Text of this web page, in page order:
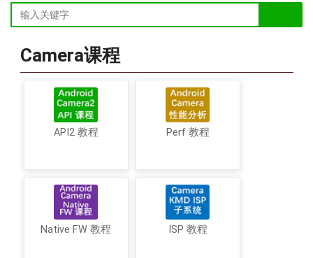
Camera课程
API2 教程 Perf 教程
Native FW 教程 ISP 教程